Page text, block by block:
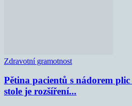
Zdravotní gramotnost
Pětina pacientů s nádorem
stole je rozšíření...